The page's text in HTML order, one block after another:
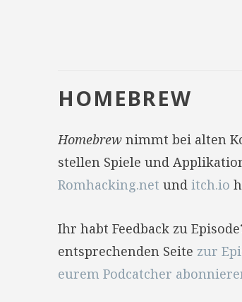
HOMEBREW
Homebrew nimmt bei alten
stellen Spiele und
Romhacking.net und itch.io
Ihr habt Feedback zu
entsprechenden Seite zur
eurem Podcatcher